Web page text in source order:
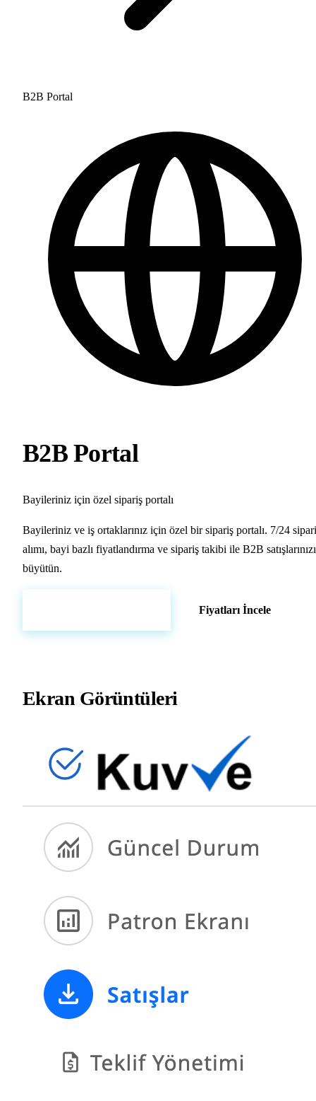
B2B Portal
B2B Portal
Bayileriniz için özel sipariş portalı
Bayileriniz ve iş ortaklarınız için özel bir sipariş portalı. 7/24
alımı, bayi bazlı fiyatlandırma ve sipariş takibi ile B2B satışlarınızı
büyütün.
Fiyatları İncele
Ekran Görüntüleri